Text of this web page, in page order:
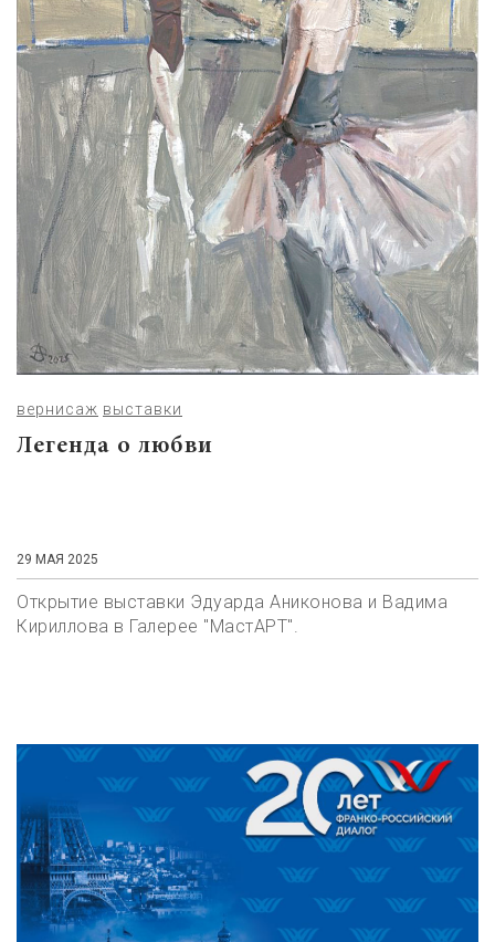
вернисаж выставки
Легенда о любви
29 МАЯ 2025
Открытие выставки Эдуарда Аниконова и Вадима
Кириллова в Галерее "МастАРТ".